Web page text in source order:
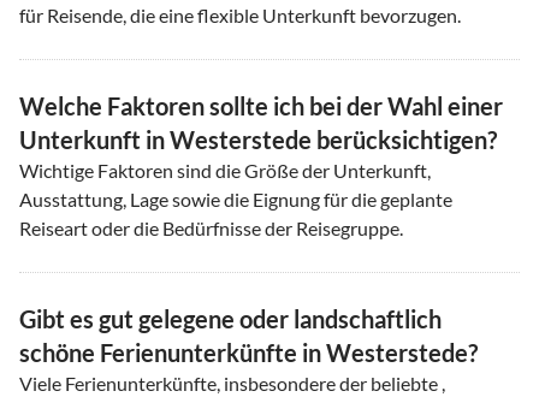
für Reisende, die eine flexible Unterkunft bevorzugen.
Welche Faktoren sollte ich bei der Wahl einer
Unterkunft in Westerstede berücksichtigen?
Wichtige Faktoren sind die Größe der Unterkunft,
Ausstattung, Lage sowie die Eignung für die geplante
Reiseart oder die Bedürfnisse der Reisegruppe.
Gibt es gut gelegene oder landschaftlich
schöne Ferienunterkünfte in Westerstede?
Viele Ferienunterkünfte, insbesondere der beliebte ,